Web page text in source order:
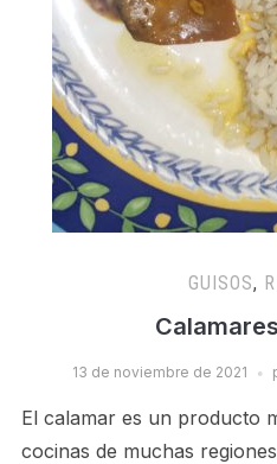
GUISOS,
13 de noviembre de 2021
El calamar es un producto
cocinas de muchas